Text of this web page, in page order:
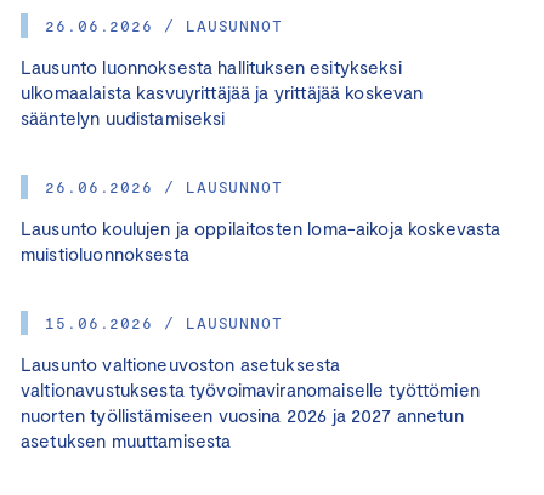
26.06.2026 / LAUSUNNOT
Lausunto luonnoksesta hallituksen esitykseksi
ulkomaalaista kasvuyrittäjää ja yrittäjää koskevan
sääntelyn uudistamiseksi
26.06.2026 / LAUSUNNOT
Lausunto koulujen ja oppilaitosten loma-aikoja koskevasta
muistioluonnoksesta
15.06.2026 / LAUSUNNOT
Lausunto valtioneuvoston asetuksesta
valtionavustuksesta työvoimaviranomaiselle työttömien
nuorten työllistämiseen vuosina 2026 ja 2027 annetun
asetuksen muuttamisesta